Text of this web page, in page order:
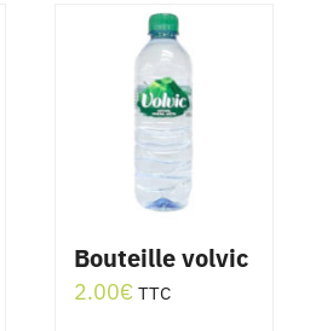
Bouteille volvic
2.00€ TTC